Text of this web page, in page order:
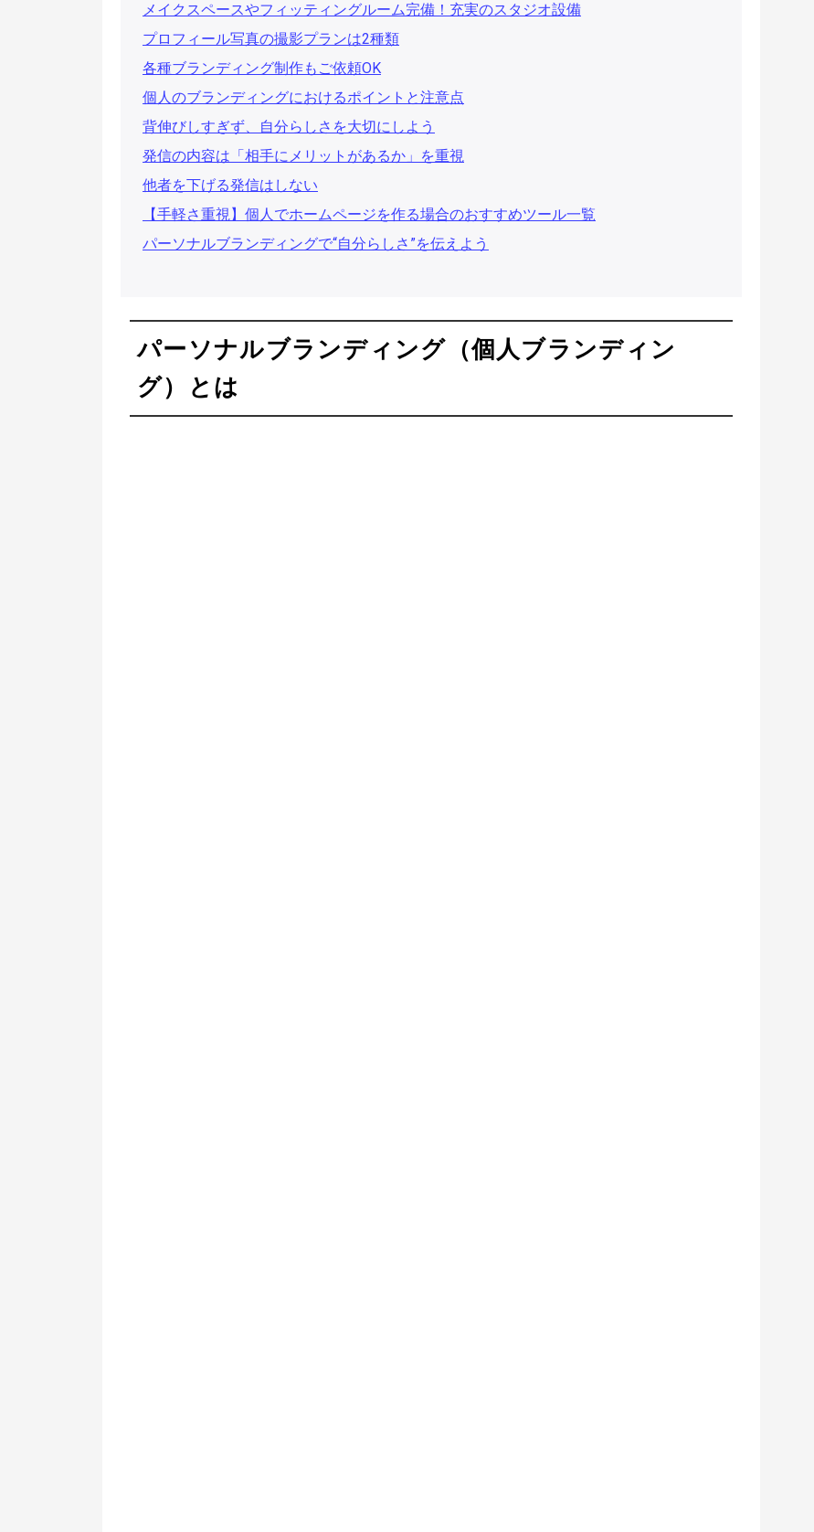
メイクスペースやフィッティングルーム完備！充実のスタジオ設備
プロフィール写真の撮影プランは2種類
各種ブランディング制作もご依頼OK
個人のブランディングにおけるポイントと注意点
背伸びしすぎず、自分らしさを大切にしよう
発信の内容は「相手にメリットがあるか」を重視
他者を下げる発信はしない
【手軽さ重視】個人でホームページを作る場合のおすすめツール一覧
パーソナルブランディングで“自分らしさ”を伝えよう
パーソナルブランディング（個人ブランディン
グ）とは